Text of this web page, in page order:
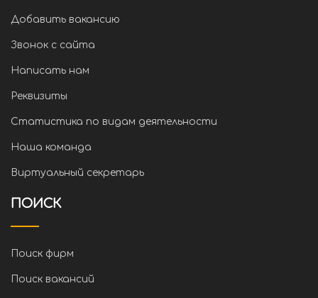
Добавить вакансию
Звонок с сайта
Написать нам
Реквизиты
Статистика по видам деятельности
Наша команда
Виртуальный секретарь
ПОИСК
Поиск фирм
Поиск вакансий